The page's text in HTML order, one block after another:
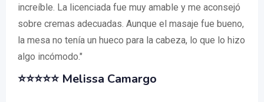
increíble. La licenciada fue muy amable y me aconsejó
sobre cremas adecuadas. Aunque el masaje fue bueno,
la mesa no tenía un hueco para la cabeza, lo que lo hizo
algo incómodo."
⭐⭐⭐⭐⭐ Melissa Camargo